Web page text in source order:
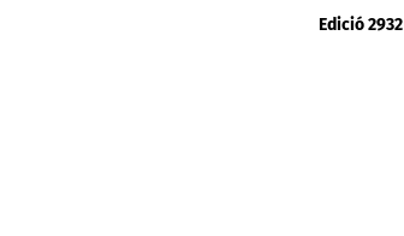
Edició 2932